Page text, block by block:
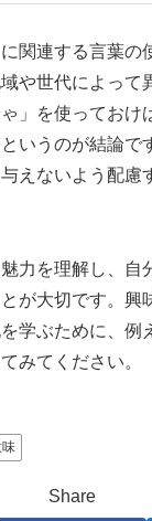
関連する言葉の
や世代によって
」を使っておけ
いうのが結論で
えないよう配慮
力を理解し、自
が大切です。興
学ぶために、例
みてください。
Share